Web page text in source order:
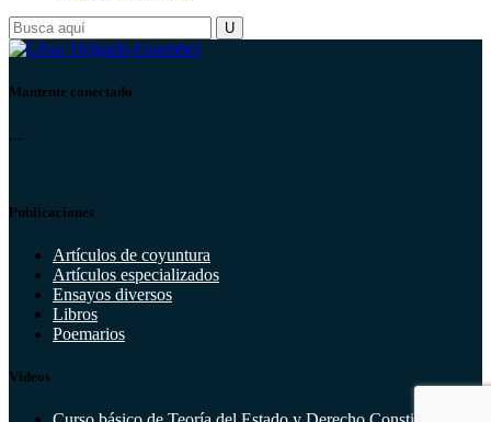
Mantente conectado
...
Publicaciones
Artículos de coyuntura
Artículos especializados
Ensayos diversos
Libros
Poemarios
Vídeos